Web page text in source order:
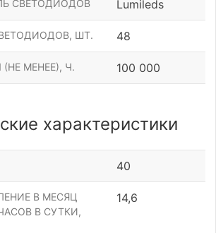
СВЕТОДИОДОВ Lumileds
ШТ. 48
МЕНЕЕ), Ч. 100 000
характеристики
40
В МЕСЯЦ
В СУТКИ,
14,6